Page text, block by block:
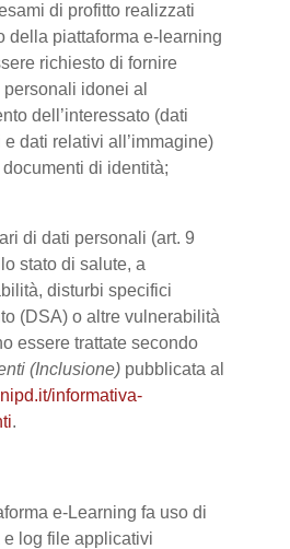
di profitto realizzati
della piattaforma e-learning
richiesto di fornire
idonei al
dell’interessato (dati
dati relativi all’immagine)
di identità;
di dati personali (art. 9
stato di salute, a
disturbi specifici
(DSA) o altre vulnerabilità
essere trattate secondo
(Inclusione) pubblicata al
informativa-
.
e-Learning fa uso di
e log file applicativi